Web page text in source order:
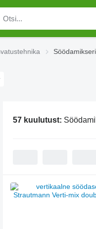
57 kuulutust: